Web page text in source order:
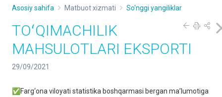
Asosiy sahifa Matbuot xizmati So'nggi yangiliklar
TOʻQIMACHILIK
MAHSULOTLARI EKSPORTI
29/09/2021
✅Farg‘ona viloyati statistika boshqarmasi bergan ma’lumotiga